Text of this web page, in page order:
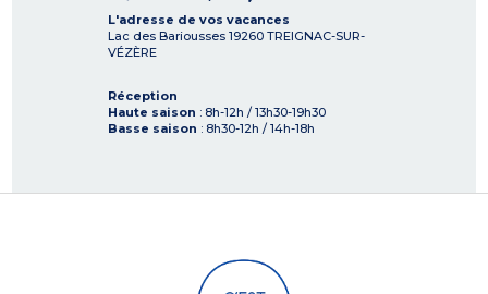
L'adresse de vos vacances
Lac des Bariousses 19260 TREIGNAC-SUR-
VÉZÈRE
Réception
Haute saison : 8h-12h / 13h30-19h30
Basse saison : 8h30-12h / 14h-18h